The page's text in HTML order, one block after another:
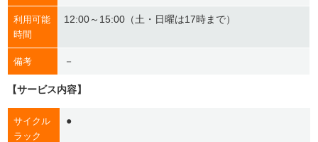
利用可能
時間
12:00～15:00（土・日曜は17時まで）
備考 －
【サービス内容】
サイクル
ラック
●